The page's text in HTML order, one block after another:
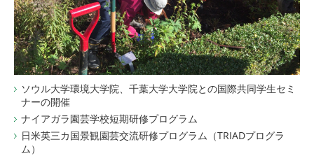
ソウル大学環境大学院、千葉大学大学院との国際共同学生セミ
ナーの開催
ナイアガラ園芸学校短期研修プログラム
日米英三カ国景観園芸交流研修プログラム（TRIADプログラ
ム）